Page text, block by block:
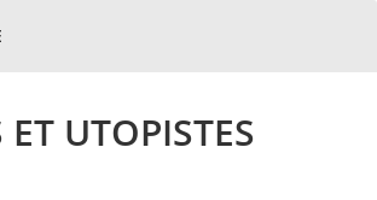
UTOPISTES